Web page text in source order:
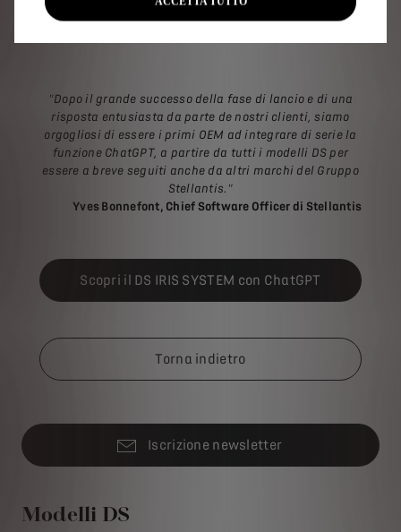
"Dopo il grande successo della fase di lancio e di una
risposta entusiasta da parte de nostri clienti, siamo
orgogliosi di essere i primi OEM ad integrare di serie la
funzione ChatGPT, a partire da tutti i modelli DS per
essere a breve seguiti anche da altri marchi del Gruppo
Stellantis."
Yves Bonnefont, Chief Software Officer di Stellantis
Scopri il DS IRIS SYSTEM con ChatGPT
Torna indietro
Iscrizione newsletter
Modelli DS